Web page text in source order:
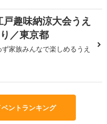
趣味納涼大会うえ
／東京都
家族みんなで楽しめるうえ
ントランキング